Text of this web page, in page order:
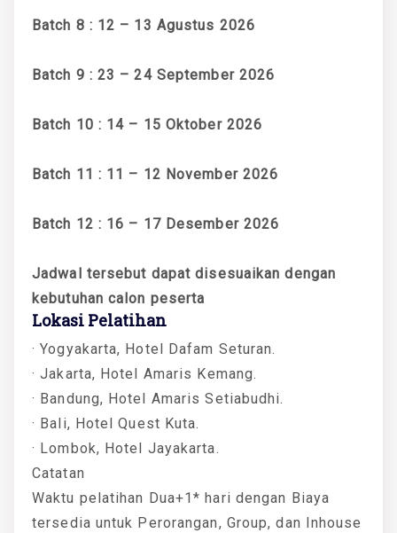
Batch 8 : 12 – 13 Agustus 2026
Batch 9 : 23 – 24 September 2026
Batch 10 : 14 – 15 Oktober 2026
Batch 11 : 11 – 12 November 2026
Batch 12 : 16 – 17 Desember 2026
Jadwal tersebut dapat disesuaikan dengan
kebutuhan calon peserta
Lokasi Pelatihan
· Yogyakarta, Hotel Dafam Seturan.
· Jakarta, Hotel Amaris Kemang.
· Bandung, Hotel Amaris Setiabudhi.
· Bali, Hotel Quest Kuta.
· Lombok, Hotel Jayakarta.
Catatan
Waktu pelatihan Dua+1* hari dengan Biaya
tersedia untuk Perorangan, Group, dan Inhouse